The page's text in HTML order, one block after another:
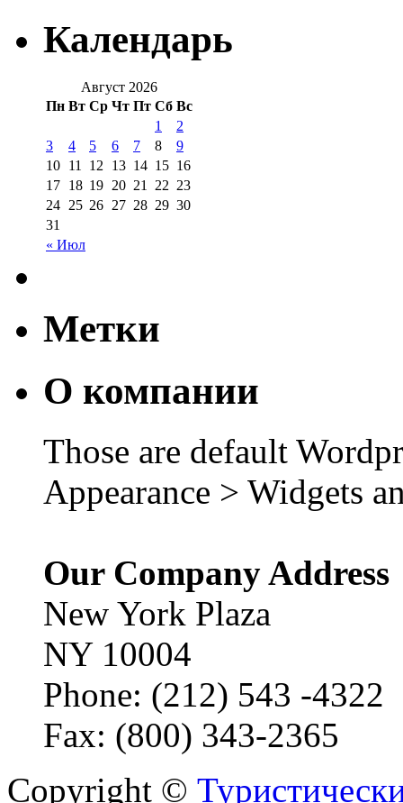
Календарь
Август 2026
Пн Вт Ср Чт Пт Сб Вс
« Июл
1
2
3
4 5 6 7 8
9
10 11 12 13 14 15 16
17 18 19 20 21 22 23
24 25 26 27 28 29 30
31
Метки
О компании
Those are default
Appearance > Widgets
Our Company Address
New York Plaza
NY 10004
Phone: (212) 543 -4322
Fax: (800) 343-2365
Copyright ©